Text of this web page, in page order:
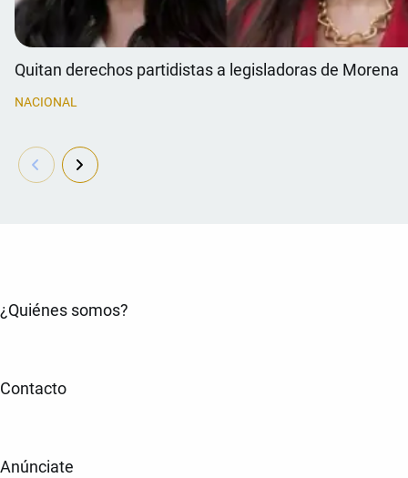
Quitan derechos partidistas a legisladoras de Morena
NACIONAL
¿Quiénes somos?
Contacto
Anúnciate